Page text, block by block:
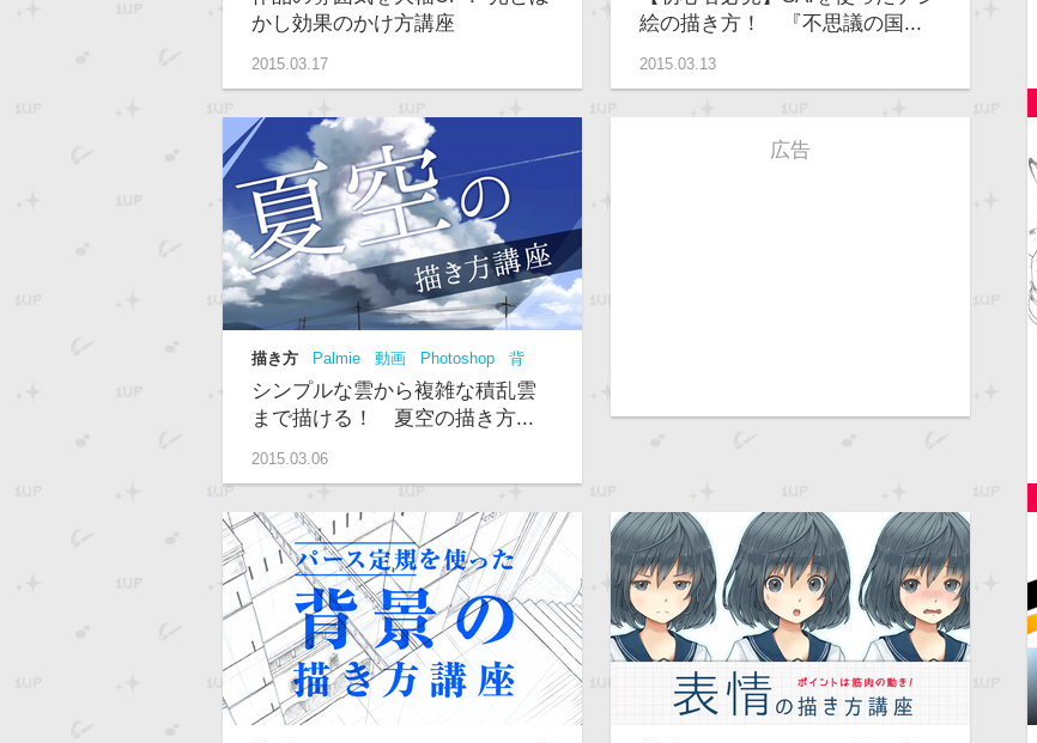
かし効果のかけ方講座
2015.03.17
絵の描き方！ 『不思議の国...
2015.03.13
描き方 Palmie 動画 Photoshop
背
景
上級 描き方
シンプルな雲から複雑な積乱雲
まで描ける！ 夏空の描き方...
2015.03.06
広告